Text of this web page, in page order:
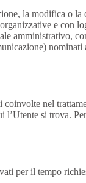
la modifica o
e con
amministrativo,
nel
si trova.
per il tempo